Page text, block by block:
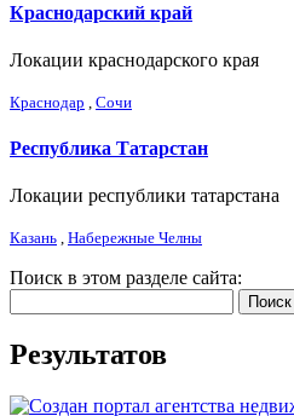
Краснодарский край
Локации краснодарского края
Краснодар Сочи
Республика Татарстан
Локации республики татарстана
Казань , Набережные Челны
Поиск в этом разделе сайта:
Поиск
Результатов